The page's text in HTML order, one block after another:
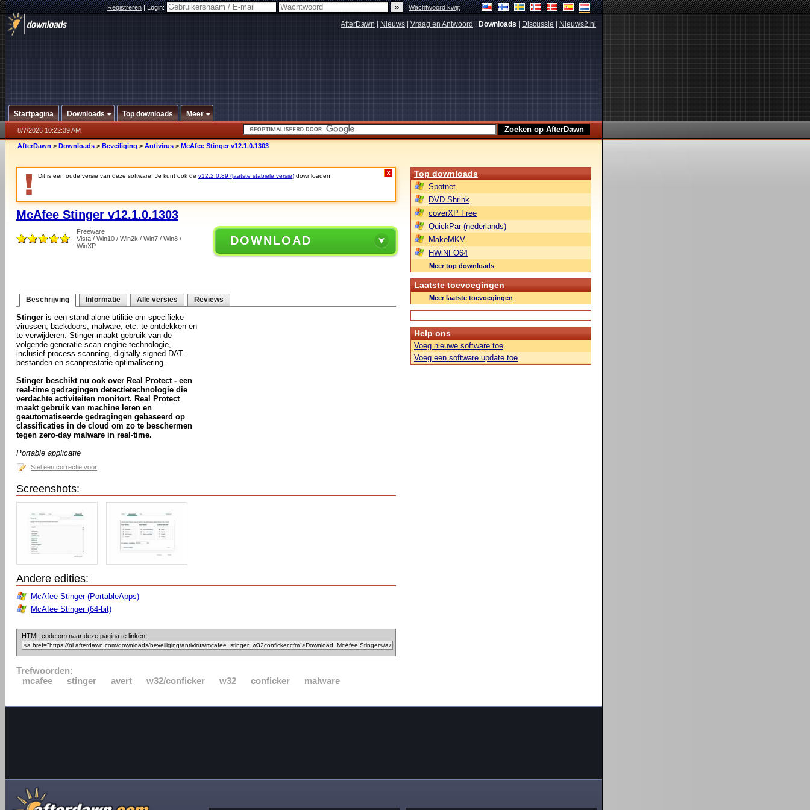
Registreren|Login: |Wachtwoord kwijt
AfterDawn Nieuws Vraag en Antwoord Downloads Discussie Nieuws2.nl
Startpagina Downloads Top downloads Meer
8/7/2026 10:22:39 AM
AfterDawn > Downloads > Beveiliging > Antivirus > McAfee Stinger v12.1.0.1303
Dit is een oude versie van deze software. Je kunt ook de v12.2.0.89 (laatste stabiele versie) downloaden. X
McAfee Stinger v12.1.0.1303
Freeware
Vista / Win10 / Win2k / Win7 / Win8 /
WinXP
DOWNLOAD
Beschrijving Informatie Alle versies Reviews
Stinger is een stand-alone utilitie om specifieke
virussen, backdoors, malware, etc. te ontdekken en
te verwijderen. Stinger maakt gebruik van de
volgende generatie scan engine technologie,
inclusief process scanning, digitally signed DAT-
bestanden en scanprestatie optimalisering.
Stinger beschikt nu ook over Real Protect - een
real-time gedragingen detectietechnologie die
verdachte activiteiten monitort. Real Protect
maakt gebruik van machine leren en
geautomatiseerde gedragingen gebaseerd op
classificaties in de cloud om zo te beschermen
tegen zero-day malware in real-time.
Portable applicatie
Stel een correctie voor
Screenshots:
Andere edities:
McAfee Stinger (PortableApps)
McAfee Stinger (64-bit)
HTML code om naar deze pagina te linken:
Trefwoorden:
mcafee
stinger avert w32/conficker w32 conficker malware
Top downloads
Spotnet
DVD Shrink
coverXP Free
QuickPar (nederlands)
MakeMKV
HWiNFO64
Meer top downloads
Laatste toevoegingen
Meer laatste toevoegingen
Help ons
Voeg nieuwe software toe
Voeg een software update toe